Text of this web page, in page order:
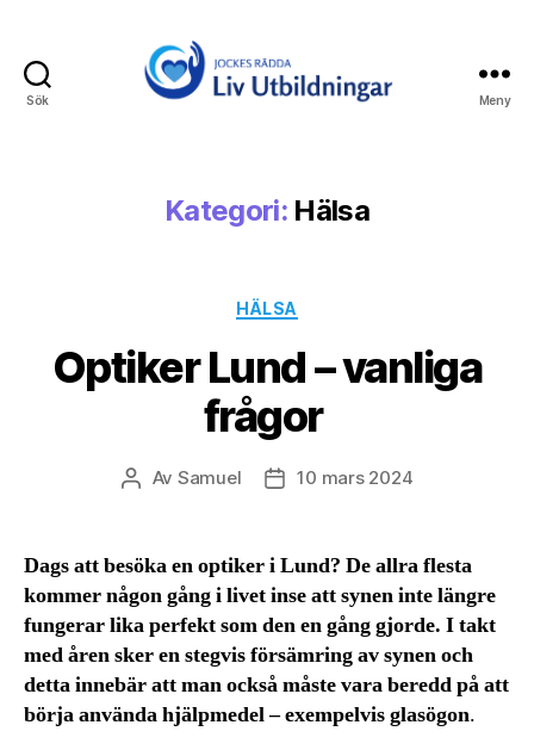
Sök
Utbildningar
Meny
Kategori: Hälsa
Kategorier
HÄLSA
Optiker Lund – vanliga
frågor
Inläggsförfattare
Av Samuel Inläggsdatum
10 mars 2024
Dags att besöka en optiker i Lund? De allra flesta
kommer någon gång i livet inse att synen inte längre
fungerar lika perfekt som den en gång gjorde. I takt
med åren sker en stegvis försämring av synen och
detta innebär att man också måste vara beredd på att
börja använda hjälpmedel – exempelvis glasögon.